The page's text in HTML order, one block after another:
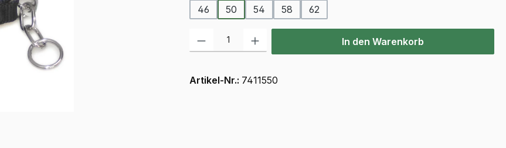
46
50 54 58 62
Produkt Anzahl: Gib den gewünschten Wert ein oder benutze die Schaltflächen
In den Warenkorb
Artikel-Nr.: 7411550